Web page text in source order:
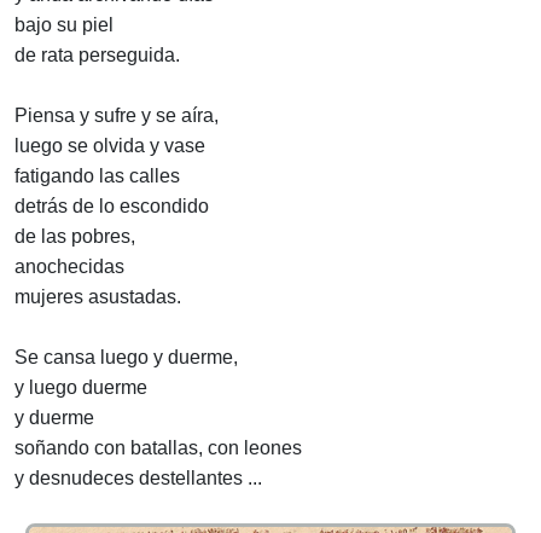
bajo su piel
de rata perseguida.
Piensa y sufre y se aíra,
luego se olvida y vase
fatigando las calles
detrás de lo escondido
de las pobres,
anochecidas
mujeres asustadas.
Se cansa luego y duerme,
y luego duerme
y duerme
soñando con batallas, con leones
y desnudeces destellantes ...